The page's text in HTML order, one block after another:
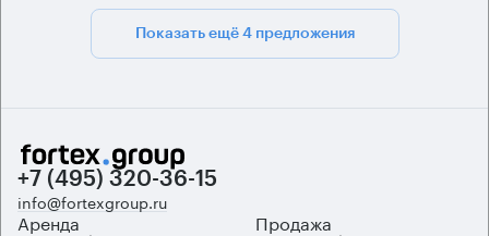
Показать ещё 4 предложения
+7 (495) 320-36-15
info@fortexgroup.ru
Аренда Продажа